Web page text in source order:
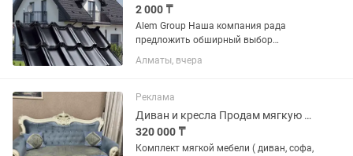
2 000 ₸
Alem Group Наша компания рада
предложить обширный выбор
металлопроката! Вся продукция
полностью отвечает установленным
следующий ассортимент кровельных...
Алматы, вчера
Реклама
Диван и кресла Продам мягкую мебель для зала
320 000 ₸
Комплект мягкой мебели ( диван, софа,